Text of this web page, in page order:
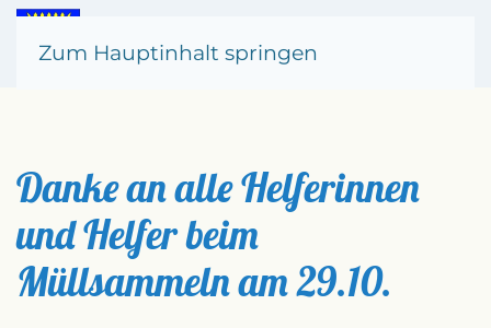
Zum Hauptinhalt springen
Danke an alle Helferinnen
und Helfer beim
Müllsammeln am 29.10.